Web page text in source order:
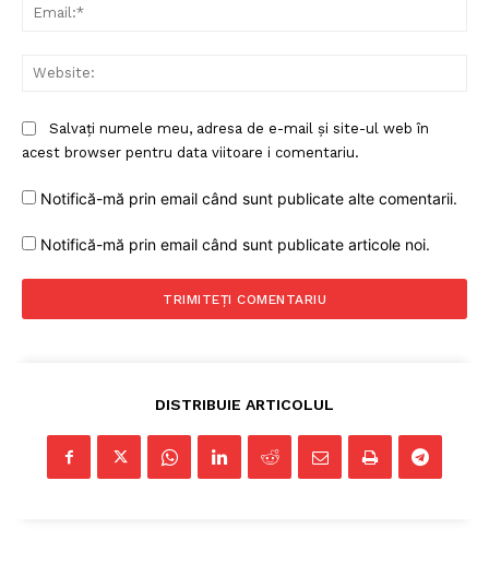
Salvați numele meu, adresa de e-mail și site-ul web în
acest browser pentru data viitoare i comentariu.
Notifică-mă prin email când sunt publicate alte comentarii.
Notifică-mă prin email când sunt publicate articole noi.
DISTRIBUIE ARTICOLUL